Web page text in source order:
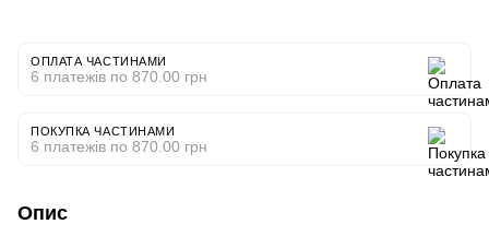
ОПЛАТА ЧАСТИНАМИ
6 платежів по 870.00 грн
ПОКУПКА ЧАСТИНАМИ
6 платежів по 870.00 грн
Опис